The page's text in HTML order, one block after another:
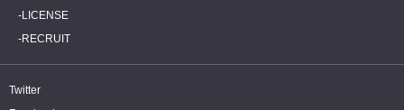
LICENSE
RECRUIT
Twitter